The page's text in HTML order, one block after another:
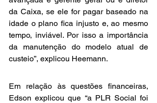
da Caixa, se ele for pagar baseado na
idade o plano fica injusto e, ao mesmo
tempo, inviável. Por isso a importância
da manutenção do modelo atual de
custeio”, explicou Heemann.
Em relação às questões financeiras,
Edson explicou que “a PLR Social foi